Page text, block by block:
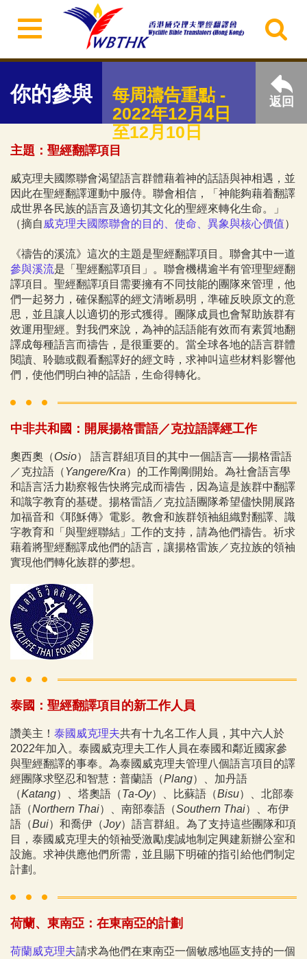
你的參與
每周禱告重點 -
2022年12月4日
至12月10日
返回
主題：​聖經翻譯項目
威克理夫國際聯會渴望語言群體藉着神的話語與神相遇，並
因此在聖經翻譯運動中服侍。聯會相信，「神能夠藉着翻譯
成世界各民族的語言及適切其文化的聖經來轉化生命。」
（摘自 威克理夫國際聯會的目的、使命、異象與核心價值）
《禱告的溪流》這次的主題是聖經翻譯項目。聯會其中一道
參與溪流是「聖經翻譯項目」。聯會機構逾半有管理聖經翻
譯項目。聖經翻譯項目需要擁有不同技能的團隊來管理，他
們一起努力，確保翻譯的經文清晰易明，準確反映原文的意
思，並且讓人以適切的形式獲得。團隊成員也會幫助族群有
效運用聖經。對我們來說，為神的話語能有效而有素質地翻
譯成每種語言而禱告，是很重要的。當全球各地的語言群體
閱讀、聆聽或觀看翻譯好的經文時，求神叫這些材料影響他
們，使他們明白神的話語，生命得轉化。
​中非共和國：開展揚格雷語／克拉語譯經工作
奧西奧（Osio） 語言群組項目的其中一個語言──揚格雷語
／克拉語（Yangere/Kra）的工作剛剛開始。為社會語言學
和語言活力勘察報告快將完成而禱告，因為這是族群中翻譯
和識字教育的基礎。揚格雷語／克拉語團隊希望儘快開展路
加福音和《耶穌傳》電影。教會和族群領袖組織對翻譯、識
字教育和「與聖經聯結」工作的支持，請為他們禱告。祈求
藉着將聖經翻譯成他們的語言，讓揚格雷族／克拉族的領袖
實現他們轉化族群的夢想。
泰國：聖經翻譯項目的新工作人員
讚美主！ 泰國威克理夫共有十九名工作人員，其中六人於
2022年加入。泰國威克理夫工作人員在泰國和鄰近國家參
與聖經翻譯的事奉。為泰國威克理夫管理八個語言項目的譯
經團隊求堅忍和智慧：普蘭語（Plang）、加丹語
（Katang）、塔奧語（Ta-Oy）、比蘇語（Bisu）、北部泰
語（Northern Thai）、南部泰語（Southern Thai）、布伊
語（Bui）和喬伊（Joy）語言群組。為了支持這些團隊和項
目，泰國威克理夫的領袖受激勵虔誠地制定興建新辦公室和
設施。求神供應他們所需，並且賜下明確的指引給他們制定
計劃。
荷蘭、東南亞：在東南亞的計劃
荷蘭威克理夫請求為他們在東南亞一個敏感地區支持的一個